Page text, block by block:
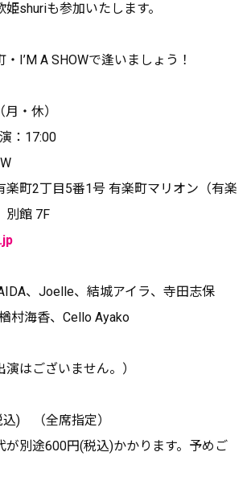
shuriも参加いたします。
I’M A SHOWで逢いましょう！
・休）
：17:00
楽町2丁目5番1号 有楽町マリオン（有楽
別館 7F
、Joelle、結城アイラ、寺田志保
村海香、Cello Ayako
はございません。）
込) （全席指定）
別途600円(税込)かかります。予めご